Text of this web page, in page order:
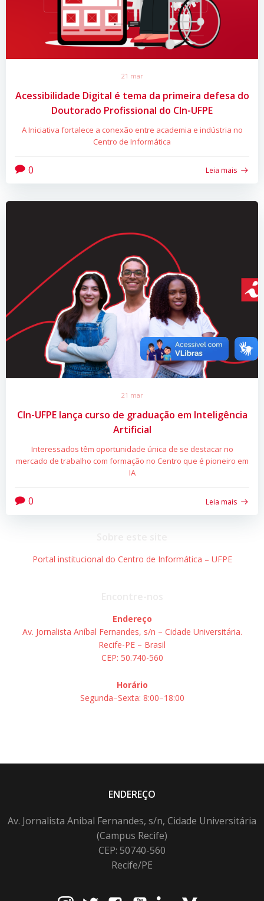
21 mar
Acessibilidade Digital é tema da primeira defesa do
Doutorado Profissional do CIn-UFPE
A Iniciativa fortalece a conexão entre academia e indústria no
Centro de Informática
0 Leia mais
21 mar
CIn-UFPE lança curso de graduação em Inteligência
Artificial
Interessados têm oportunidade única de se destacar no
mercado de trabalho com formação no Centro que é pioneiro em
IA
0 Leia mais
Portal institucional do Centro de Informática – UFPE
Endereço
Av. Jornalista Aníbal Fernandes, s/n – Cidade Universitária.
Recife-PE – Brasil
CEP: 50.740-560
Horário
Segunda–Sexta: 8:00–18:00
ENDEREÇO
Av. Jornalista Anibal Fernandes, s/n, Cidade Universitária
(Campus Recife)
CEP: 50740-560
Recife/PE